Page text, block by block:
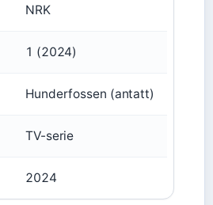
NRK
1 (2024)
Hunderfossen (antatt)
TV-serie
2024